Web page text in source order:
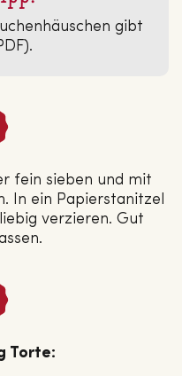
gibt
fein sieben und mit
In ein Papierstanitzel
verzieren. Gut
Torte: